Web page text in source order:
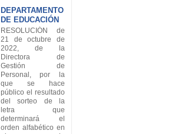
DEPARTAMENTO
DE EDUCACIÓN
RESOLUCIÓN de
21 de octubre de
2022, de la
Directora de
Gestión de
Personal, por la
que se hace
público el resultado
del sorteo de la
letra que
determinará el
orden alfabético en